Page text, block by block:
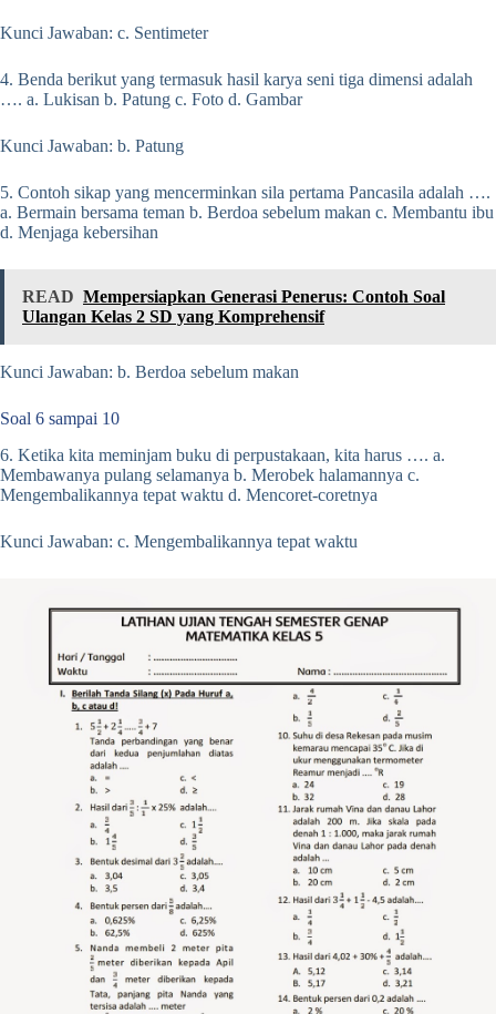
Kunci Jawaban: c. Sentimeter
4. Benda berikut yang termasuk hasil karya seni tiga dimensi adalah
…. a. Lukisan b. Patung c. Foto d. Gambar
Kunci Jawaban: b. Patung
5. Contoh sikap yang mencerminkan sila pertama Pancasila adalah ….
a. Bermain bersama teman b. Berdoa sebelum makan c. Membantu ibu
d. Menjaga kebersihan
READ Mempersiapkan Generasi Penerus: Contoh Soal
Ulangan Kelas 2 SD yang Komprehensif
Kunci Jawaban: b. Berdoa sebelum makan
Soal 6 sampai 10
6. Ketika kita meminjam buku di perpustakaan, kita harus …. a.
Membawanya pulang selamanya b. Merobek halamannya c.
Mengembalikannya tepat waktu d. Mencoret-coretnya
Kunci Jawaban: c. Mengembalikannya tepat waktu